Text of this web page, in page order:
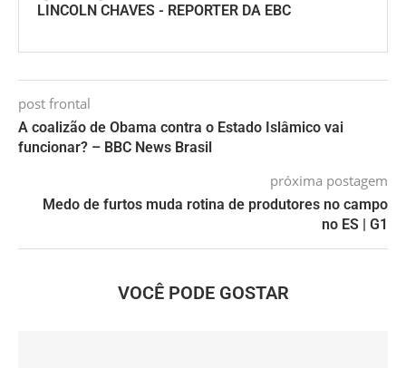
LINCOLN CHAVES - REPORTER DA EBC
post frontal
A coalizão de Obama contra o Estado Islâmico vai
funcionar? – BBC News Brasil
próxima postagem
Medo de furtos muda rotina de produtores no campo
no ES | G1
VOCÊ PODE GOSTAR